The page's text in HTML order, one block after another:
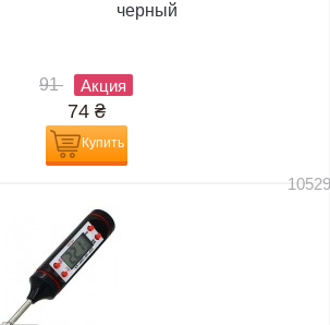
черный
91 Акция
74 ₴
Купить